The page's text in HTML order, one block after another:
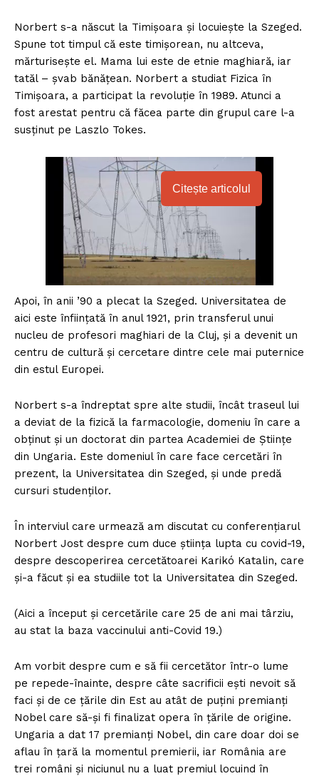
Norbert s-a născut la Timișoara și locuiește la Szeged.
Spune tot timpul că este timișorean, nu altceva,
mărturisește el. Mama lui este de etnie maghiară, iar
tatăl – șvab bănățean. Norbert a studiat Fizica în
Timișoara, a participat la revoluție în 1989. Atunci a
fost arestat pentru că făcea parte din grupul care l-a
susținut pe Laszlo Tokes.
Citește articolul
Apoi, în anii ’90 a plecat la Szeged. Universitatea de
aici este înființată în anul 1921, prin transferul unui
nucleu de profesori maghiari de la Cluj, și a devenit un
centru de cultură și cercetare dintre cele mai puternice
din estul Europei.
Norbert s-a îndreptat spre alte studii, încât traseul lui
a deviat de la fizică la farmacologie, domeniu în care a
obținut și un doctorat din partea Academiei de Științe
din Ungaria. Este domeniul în care face cercetări în
prezent, la Universitatea din Szeged, și unde predă
cursuri studenților.
În interviul care urmează am discutat cu conferențiarul
Norbert Jost despre cum duce știința lupta cu covid-19,
despre descoperirea cercetătoarei Karikó Katalin, care
și-a făcut și ea studiile tot la Universitatea din Szeged.
(Aici a început și cercetările care 25 de ani mai târziu,
au stat la baza vaccinului anti-Covid 19.)
Am vorbit despre cum e să fii cercetător într-o lume
pe repede-înainte, despre câte sacrificii ești nevoit să
faci și de ce țările din Est au atât de puțini premianți
Nobel care să-și fi finalizat opera în țările de origine.
Ungaria a dat 17 premianți Nobel, din care doar doi se
aflau în țară la momentul premierii, iar România are
trei români și niciunul nu a luat premiul locuind în